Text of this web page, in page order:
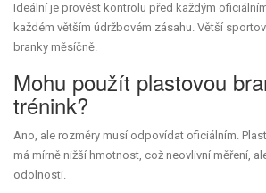
Ideální je provést kontrolu před každým
každém větším údržbovém zásahu. Větší
branky měsíčně.
Mohu použít plastovou
trénink?
Ano, ale rozměry musí odpovídat oficiálním.
má mírně nižší hmotnost, což neovlivní měření,
odolnosti.